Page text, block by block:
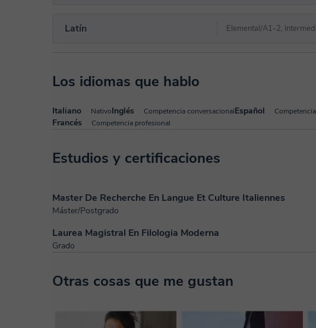
Latín Elemental/A1-2,
Los idiomas que hablo
Italiano NativoInglés Competencia conversacionalEspañol
Francés Competencia profesional
Estudios y certificaciones
Master De Recherche En Langue Et Culture Italiennes
Máster/Postgrado
Laurea Magistral En Filologia Moderna
Grado
Otras cosas que me gustan